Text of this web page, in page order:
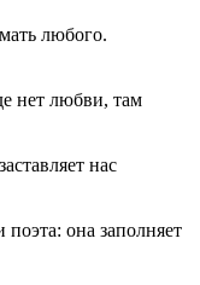
любого.
нет любви, там
нас
поэта: она заполняет